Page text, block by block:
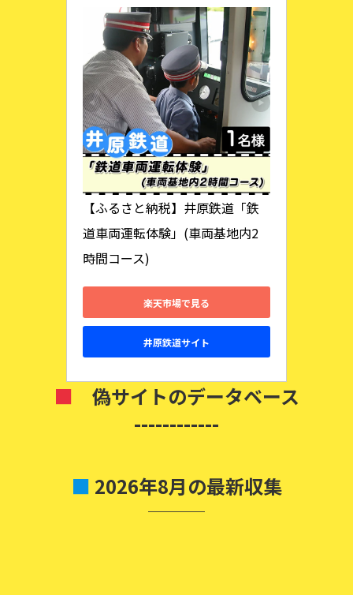
【ふるさと納税】井原鉄道「鉄
道車両運転体験」(車両基地内2
時間コース)
楽天市場で見る
井原鉄道サイト
■ 偽サイトのデータベース
------------
■ 2026年8月の最新収集